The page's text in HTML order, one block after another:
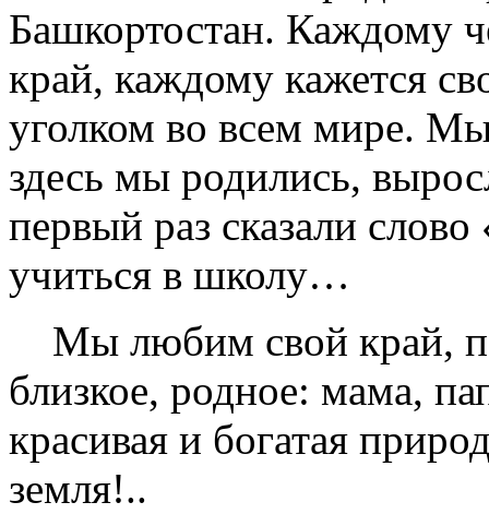
Башкортостан. Каждому
край, каждому кажется
уголком во всем мире.
здесь мы родились,
первый раз сказали
учиться в школу…
Мы любим свой край,
близкое, родное: мама,
красивая и богатая
земля!..